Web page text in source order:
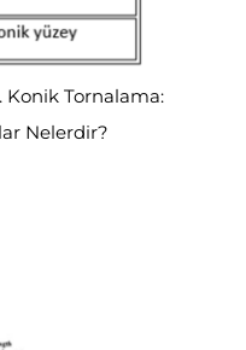
Konik Tornalama:
Nelerdir?